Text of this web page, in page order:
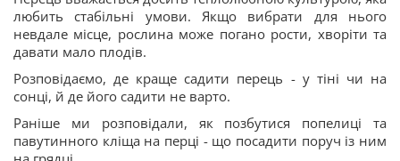
любить стабільні умови. Якщо вибрати для нього
невдале місце, рослина може погано рости, хворіти та
давати мало плодів.
Розповідаємо, де краще садити перець - у тіні чи на
сонці, й де його садити не варто.
Раніше ми розповідали, як позбутися попелиці та
павутинного кліща на перці - що посадити поруч із ним